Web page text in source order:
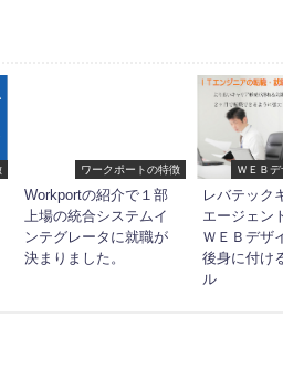
ワークポートの特徴
Workportの紹介で１部
上場の統合システムイ
ンテグレータに就職が
決まりました。
ＷＥＢ
レバテック
エージェン
ＷＥＢデザ
後身に付け
ル